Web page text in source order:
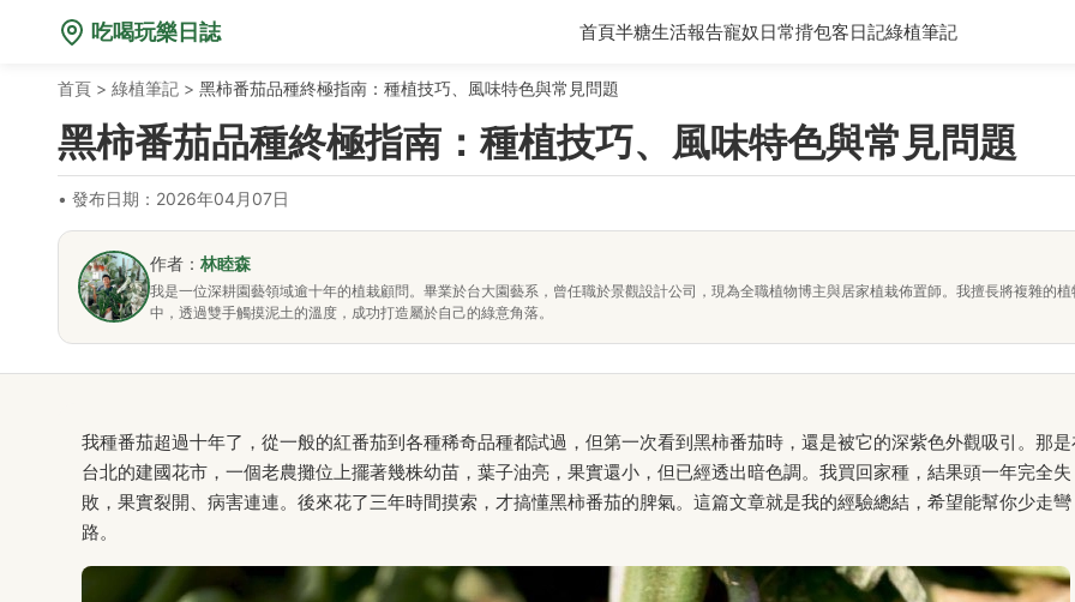
吃喝玩樂日誌 首頁半糖生活報告寵奴日常揹包客日記綠植筆記
首頁 > 綠植筆記 > 黑柿番茄品種終極指南：種植技巧、風味特色與常見問題
黑柿番茄品種終極指南：種植技巧、風味特色與常見問題
• 發布日期：2026年04月07日
作者： 林睦森
我是一位深耕園藝領域逾十年的植栽顧問。畢業於台大園藝系，曾任職於景觀設計公司，現為全職植物博主與居家植栽佈置師。我擅長將複雜的
中，透過雙手觸摸泥土的溫度，成功打造屬於自己的綠意角落。
我種番茄超過十年了，從一般的紅番茄到各種稀奇品種都試過，但第一次看到黑柿番茄時，還是被它的深紫色外觀吸引。那
台北的建國花市，一個老農攤位上擺著幾株幼苗，葉子油亮，果實還小，但已經透出暗色調。我買回家種，結果頭一年完全失
敗，果實裂開、病害連連。後來花了三年時間摸索，才搞懂黑柿番茄的脾氣。這篇文章就是我的經驗總結，希望能幫你少走彎
路。